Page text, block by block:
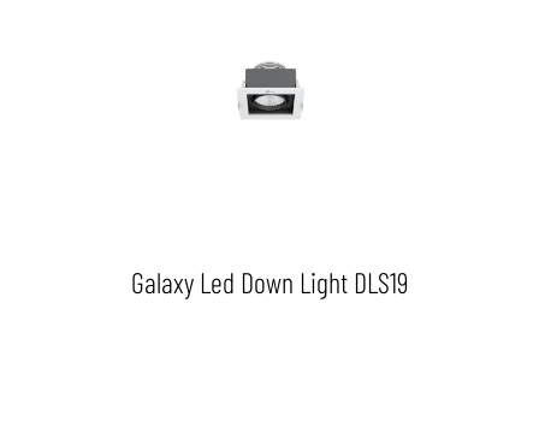
Galaxy Led Down Light DLS19